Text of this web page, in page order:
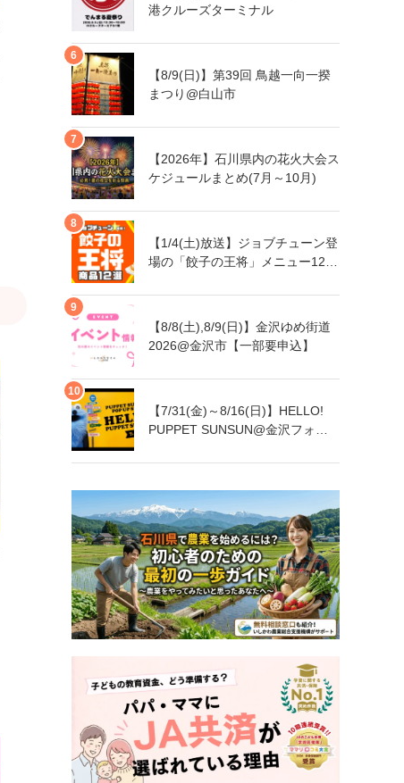
港クルーズターミナル
【8/9(日)】第39回 鳥越一向一揆
まつり@白山市
【2026年】石川県内の花火大会ス
ケジュールまとめ(7月～10月)
【1/4(土)放送】ジョブチューン登
場の「餃子の王将」メニュー12品
【8/8(土),8/9(日)】金沢ゆめ街道
2026@金沢市【一部要申込】
【7/31(金)～8/16(日)】HELLO!
PUPPET SUNSUN@金沢フォー